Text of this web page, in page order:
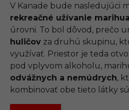
V Kanade bude nasledujúci
rekreačné užívanie
úrovni. To bol dôvod, prečo
huličov za druhú skupinu,
využívať. Priestor je teda
pod vplyvom alkoholu,
odvážnych a nemúdrych,
kombinovať obe tieto látky